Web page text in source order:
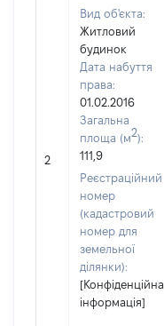
2
Вид об'єкта:
Житловий
будинок
Дата набуття
права:
01.02.2016
Загальна
площа (м2):
111,9
Реєстраційний
номер
(кадастровий
номер для
земельної
ділянки):
[Конфіденційна
інформація]